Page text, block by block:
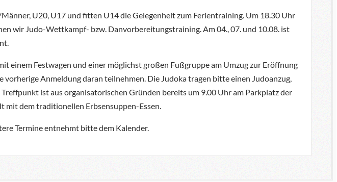
U20, U17 und fitten U14 die Gelegenheit zum Ferientraining. Um 18.30 Uhr
wir Judo-Wettkampf- bzw. Danvorbereitungstraining. Am 04., 07. und 10.08. ist
einem Festwagen und einer möglichst großen Fußgruppe am Umzug zur Eröffnung
Anmeldung daran teilnehmen. Die Judoka tragen bitte einen Judoanzug,
ist aus organisatorischen Gründen bereits um 9.00 Uhr am Parkplatz der
mit dem traditionellen Erbsensuppen-Essen.
Termine entnehmt bitte dem Kalender.